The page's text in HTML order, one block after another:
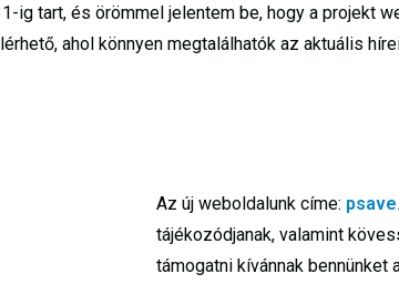
tart, és örömmel jelentem be, hogy a projekt
ahol könnyen megtalálhatók az aktuális
Az új weboldalunk címe:
tájékozódjanak, valamint
támogatni kívánnak bennünket